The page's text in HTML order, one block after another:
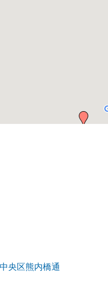
央区熊内橋通